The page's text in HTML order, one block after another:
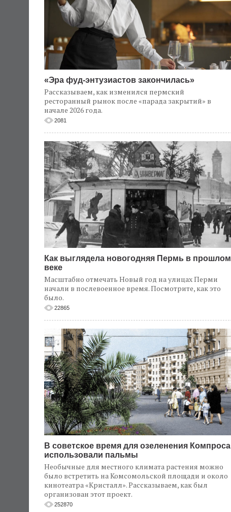
«Эра фуд-энтузиастов закончилась»
Рассказываем, как изменился пермский
ресторанный рынок после «парада закрытий» в
начале 2026 года.
2081
Как выглядела новогодняя Пермь в прошлом
веке
Масштабно отмечать Новый год на улицах Перми
начали в послевоенное время. Посмотрите, как это
было.
22865
В советское время для озеленения Компроса
использовали пальмы
Необычные для местного климата растения можно
было встретить на Комсомольской площади и около
кинотеатра «Кристалл». Рассказываем, как был
организован этот проект.
252870